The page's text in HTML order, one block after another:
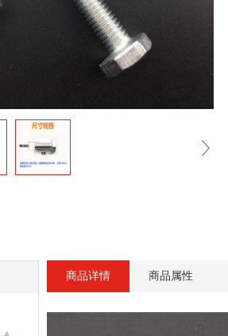
商品详情 商品属性